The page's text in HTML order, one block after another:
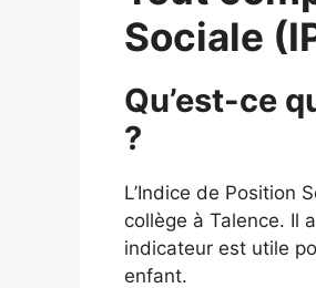
Sociale
Qu’est-ce
?
L’Indice de Position
collège à Talence. Il
indicateur est utile
enfant.